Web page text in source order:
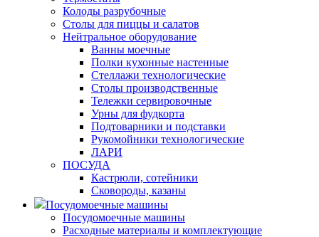
Колоды разрубочные
Столы для пиццы и салатов
Нейтральное оборудование
Ванны моечные
Полки кухонные настенные
Стеллажи технологические
Столы производственные
Тележки сервировочные
Урны для фудкорта
Подтоварники и подставки
Рукомойники технологические
ЛАРИ
ПОСУДА
Кастрюли, сотейники
Сковороды, казаны
Посудомоечные машины
Посудомоечные машины
Расходные материалы и комплектующие